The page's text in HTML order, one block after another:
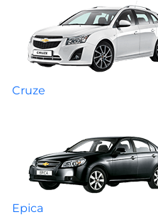
Cruze
Epica